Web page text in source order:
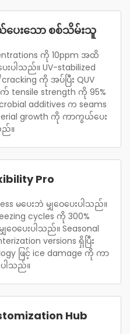
ေးသော စစ်သိမ်းသူ
ကို 10ppm အထိ
ါသည်။ UV-stabilized
ကို အပ်ပြီး QUV
က် tensile strength ကို 95%
additives က seams
growth ကို ကာကွယ်ပေး
ည်။
Pro
မပေးဘဲ မျှဝေပေးပါသည်။
cycles ကို 300%
ဝေပေးပါသည်။ Seasonal
versions ရှိပြီး
ဖြင့် ice damage ကို ကာ
ါသည်။
Hub